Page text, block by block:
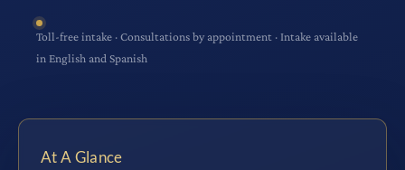
Toll-free intake · Consultations by appointment · Intake available
in English and Spanish
At A Glance